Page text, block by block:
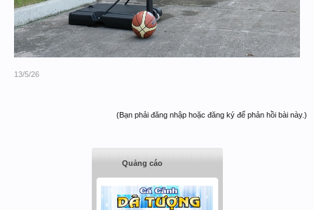
13/5/26
(Bạn phải đăng nhập hoặc đăng ký để phản hồi bài này.)
Quảng cáo